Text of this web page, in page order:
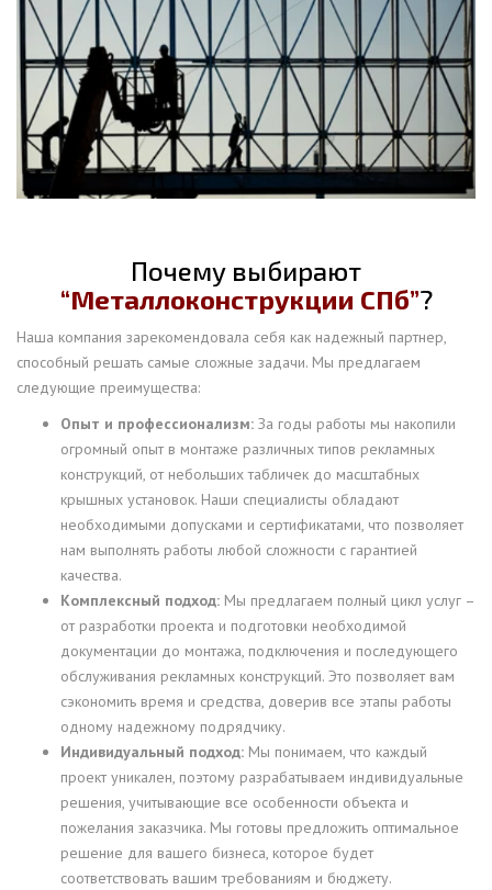
Почему выбирают
“Металлоконструкции СПб”?
Наша компания зарекомендовала себя как надежный партнер,
способный решать самые сложные задачи. Мы предлагаем
следующие преимущества:
Опыт и профессионализм: За годы работы мы накопили
огромный опыт в монтаже различных типов рекламных
конструкций, от небольших табличек до масштабных
крышных установок. Наши специалисты обладают
необходимыми допусками и сертификатами, что позволяет
нам выполнять работы любой сложности с гарантией
качества.
Комплексный подход: Мы предлагаем полный цикл услуг –
от разработки проекта и подготовки необходимой
документации до монтажа, подключения и последующего
обслуживания рекламных конструкций. Это позволяет вам
сэкономить время и средства, доверив все этапы работы
одному надежному подрядчику.
Индивидуальный подход: Мы понимаем, что каждый
проект уникален, поэтому разрабатываем индивидуальные
решения, учитывающие все особенности объекта и
пожелания заказчика. Мы готовы предложить оптимальное
решение для вашего бизнеса, которое будет
соответствовать вашим требованиям и бюджету.